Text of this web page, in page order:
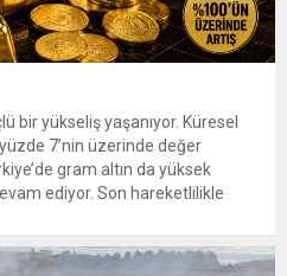
bir yükseliş yaşanıyor. Küresel
7’nin üzerinde değer
gram altın da yüksek
ediyor. Son hareketlilikle